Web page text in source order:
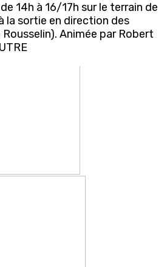
14h à 16/17h sur le terrain de
la sortie en direction des
Rousselin). Animée par Robert